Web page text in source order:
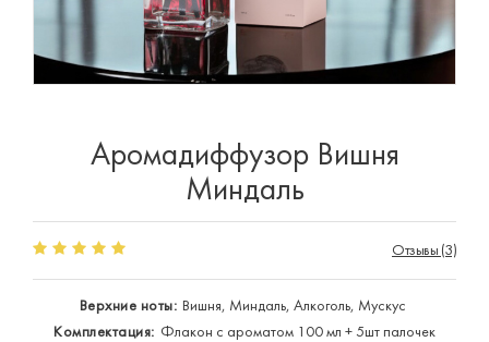
Аромадиффузор Вишня
Миндаль
Отзывы (3)
Верхние ноты: Вишня, Миндаль, Алкоголь, Мускус
Комплектация: Флакон с ароматом 100 мл + 5шт палочек